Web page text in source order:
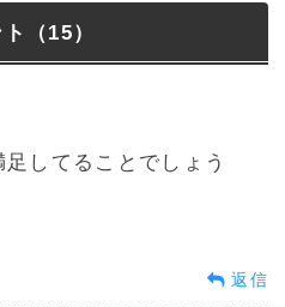
（15）
してることでしょう
返信